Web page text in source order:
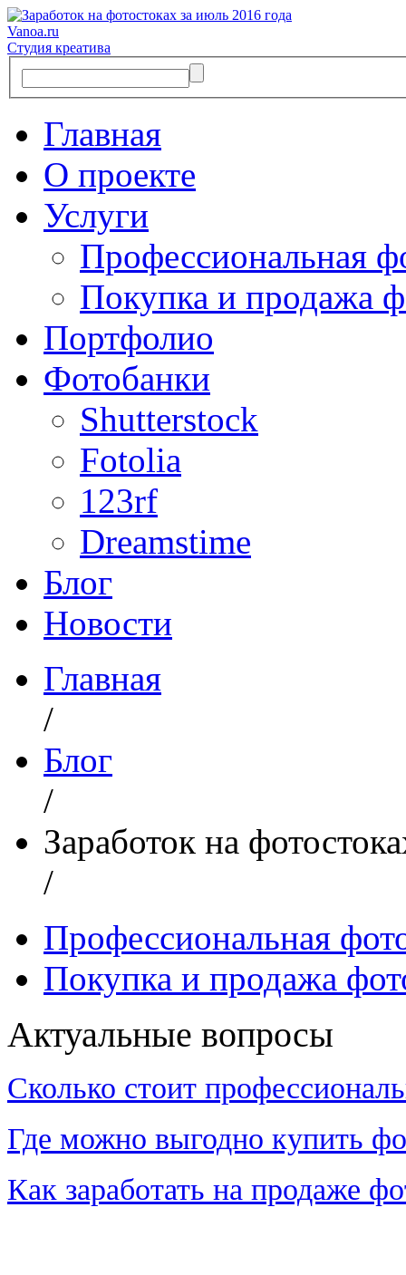
Vanoa.ru
Студия креатива
Главная
О проекте
Услуги
Профессиональная
Покупка и продажа
Портфолио
Фотобанки
Shutterstock
Fotolia
123rf
Dreamstime
Блог
Новости
Главная
/
Блог
/
Заработок на
/
Профессиональная
Покупка и продажа
Актуальные вопросы
Сколько стоит
Где можно выгодно купить
Как заработать на продаже